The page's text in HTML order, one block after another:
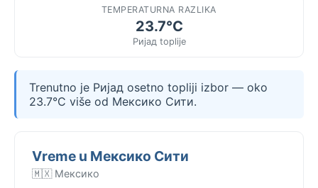
TEMPERATURNA RAZLIKA
23.7°C
Ријад toplije
Trenutno je Ријад osetno topliji izbor — oko
23.7°C više od Мексико Сити.
Vreme u Мексико Сити
🇲🇽 Мексико